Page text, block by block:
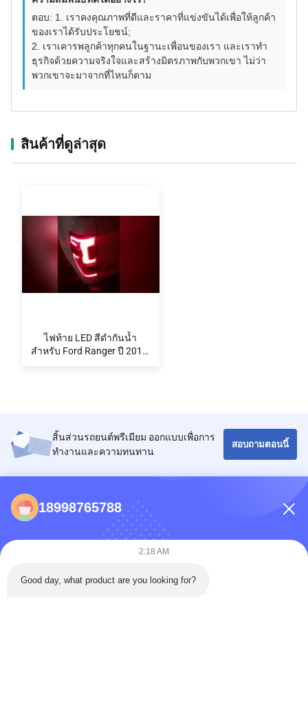
ตอบ: 1. เราคงคุณภาพที่ดีและราคาที่แข่งขันได้เพื่อให้ลูกค้า
ของเราได้รับประโยชน์;
2. เราเคารพลูกค้าทุกคนในฐานะเพื่อนของเรา และเราทำ
ธุรกิจด้วยความจริงใจและสร้างมิตรภาพกับพวกเขา ไม่ว่า
พวกเขาจะมาจากที่ไหนก็ตาม
สินค้าที่ดูล่าสุด‌
ไฟท้าย LED สีดำกันน้ำ
สำหรับ Ford Ranger ปี 2012-
สิ้นส่วนรถยนต์พรีเมียม ออกแบบเพื่อการ
ทํางานและความทนทาน
สอบถามตอนนี้
รายชื่อผู้ติดต่อ
86-0731-198823123-11
09:00-19:00
18998765788
2:18 AM
Good day, what product are you looking for?